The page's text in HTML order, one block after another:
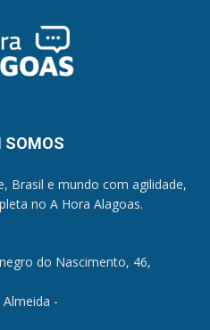
SOMOS
Brasil e mundo com agilidade,
no A Hora Alagoas.
do Nascimento, 46,
Almeida -